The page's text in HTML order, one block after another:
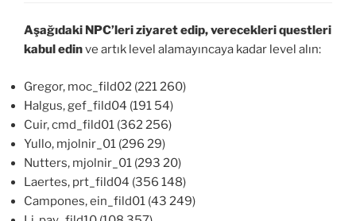
Aşağıdaki NPC’leri ziyaret edip, verecekleri questleri
kabul edinve artık level alamayıncaya kadar level alın:
Gregor, moc_fild02 (221 260)
Halgus, gef_fild04 (191 54)
Cuir, cmd_fild01 (362 256)
Yullo, mjolnir_01 (296 29)
Nutters, mjolnir_01 (293 20)
Laertes, prt_fild04 (356 148)
Campones, ein_fild01 (43 249)